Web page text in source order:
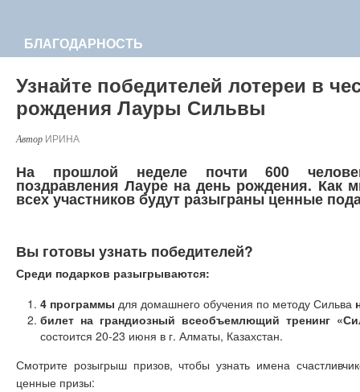
БЛАГОДАРНОСТЬ
Узнайте победителей лотереи в
рождения Лауры Сильвы
ИРИНА
На прошлой неделе почти 600
поздравления Лауре на день рождения. Как
всех участников будут разыграны ценные
Вы готовы узнать победителей?
Среди подарков разыгрываются:
4 программы для домашнего обучения по методу Сильва
билет на грандиозный всеобъемлющий тренинг
состоится 20-23 июня в г. Алматы, Казахстан.
Смотрите розыгрыш призов, чтобы узнать имена
ценные призы: